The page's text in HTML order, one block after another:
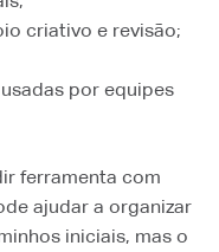
criativo e revisão;
por equipes
ferramenta com
ajudar a organizar
iniciais, mas o